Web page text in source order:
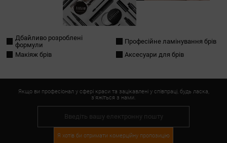
Дбайливо розроблені
формули
Професійне ламінування брів
Макіяж брів
Аксесуари для брів
Якщо ви професіонал у сфері краси та зацікавлені у співпраці, будь ласка,
з'яжіться з нами.
Я хотів би отримати комерційну пропозицію